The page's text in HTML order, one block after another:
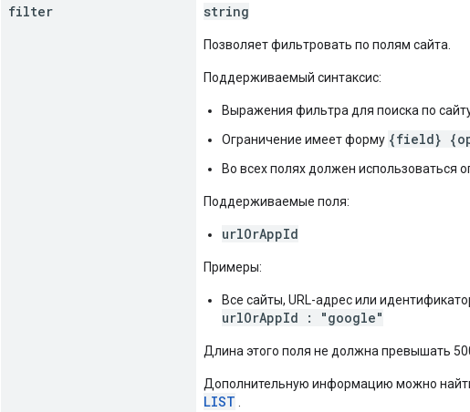
filter string
Позволяет фильтровать по полям сайта.
Поддерживаемый синтаксис:
Выражения фильтра для поиска по
Ограничение имеет форму {field}
Во всех полях должен использоваться
Поддерживаемые поля:
urlOrAppId
Примеры:
Все сайты, URL-адрес или
urlOrAppId : "google"
Длина этого поля не должна превышать
Дополнительную информацию можно
LIST